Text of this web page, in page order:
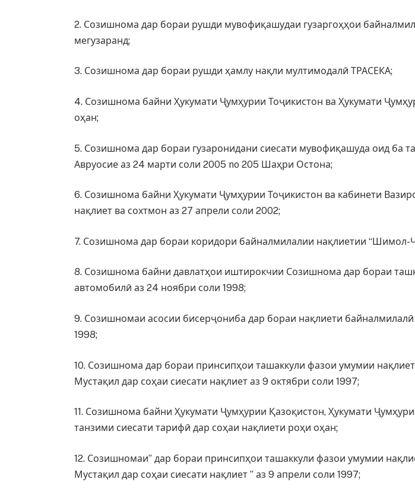
2. Созишнома дар бораи рушди мувофиқашудаи гузаргоҳҳои
мегузаранд;
3. Созишнома дар бораи рушди ҳамлу нақли мултимодалӣ ТРАСЕКА;
4. Созишнома байни Ҳукумати Ҷумҳурии Тоҷикистон ва Ҳукумати
оҳан;
5. Созишнома дар бораи гузаронидани сиесати мувофиқашуда оид ба
Авруосие аз 24 марти соли 2005 no 205 Шаҳри Остона;
6. Созишнома байни Ҳукумати Ҷумҳурии Тоҷикистон ва кабинети
нақлиет ва сохтмон аз 27 апрели соли 2002;
7. Созишнома дар бораи коридори байналмилалии нақлиетии “Шимол-
8. Созишнома байни давлатҳои иштирокчии Созишнома дар бораи
автомобилӣ аз 24 ноябри соли 1998;
9. Созишномаи асосии бисерҷониба дар бораи нақлиети
1998;
10. Созишнома дар бораи принсипҳои ташаккули фазои умумии
Мустақил дар соҳаи сиесати нақлиет аз 9 октябри соли 1997;
11. Созишнома байни Ҳукумати Ҷумҳурии Қазоқистон, Ҳукумати
танзими сиесати тарифӣ дар соҳаи нақлиети роҳи оҳан;
12. Созишномаи” дар бораи принсипҳои ташаккули фазои умумии
Мустақил дар соҳаи сиесати нақлиет ” аз 9 апрели соли 1997;